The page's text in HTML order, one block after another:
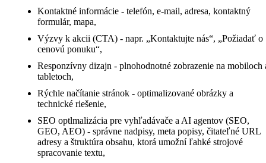
Kontaktné informácie - telefón, e-mail, adresa, kontaktný
formulár, mapa,
Výzvy k akcii (CTA) - napr. „Kontaktujte nás“, „Požiadať o
cenovú ponuku“,
Responzívny dizajn - plnohodnotné zobrazenie na mobiloch
tabletoch,
Rýchle načítanie stránok - optimalizované obrázky a
technické riešenie,
SEO optlmalizácia pre vyhľadávače a AI agentov (SEO,
GEO, AEO) - správne nadpisy, meta popisy, čitateľné URL
adresy a štruktúra obsahu, ktorá umožní ľahké strojové
spracovanie textu,